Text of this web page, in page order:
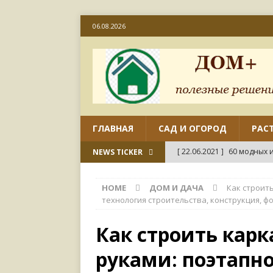
06.08.2026
ГЛАВНАЯ САД И ОГОРОД
NEWS TICKER [ 22.06.2021 ] 60 модных
ДИЗАЙН
СВОИМИ РУКАМИ
[ 18.06.2021 ] 45
HOME ДОМ И ДАЧА
Как
технология строительства, конструкция,
Как строить
руками: